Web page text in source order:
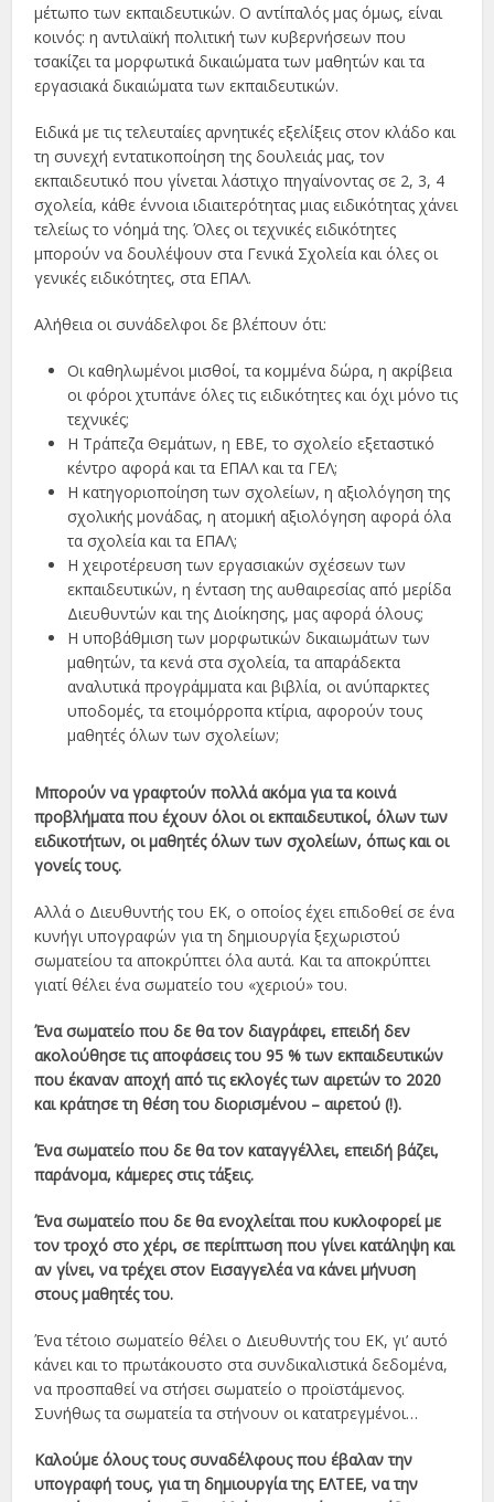
μέτωπο των εκπαιδευτικών. Ο αντίπαλός μας όμως, είναι
κοινός: η αντιλαϊκή πολιτική των κυβερνήσεων που
τσακίζει τα μορφωτικά δικαιώματα των μαθητών και τα
εργασιακά δικαιώματα των εκπαιδευτικών.
Ειδικά με τις τελευταίες αρνητικές εξελίξεις στον κλάδο και
τη συνεχή εντατικοποίηση της δουλειάς μας, τον
εκπαιδευτικό που γίνεται λάστιχο πηγαίνοντας σε 2, 3, 4
σχολεία, κάθε έννοια ιδιαιτερότητας μιας ειδικότητας χάνει
τελείως το νόημά της. Όλες οι τεχνικές ειδικότητες
μπορούν να δουλέψουν στα Γενικά Σχολεία και όλες οι
γενικές ειδικότητες, στα ΕΠΑΛ.
Αλήθεια οι συνάδελφοι δε βλέπουν ότι:
Οι καθηλωμένοι μισθοί, τα κομμένα δώρα, η ακρίβεια
οι φόροι χτυπάνε όλες τις ειδικότητες και όχι μόνο τις
τεχνικές;
Η Τράπεζα Θεμάτων, η ΕΒΕ, το σχολείο εξεταστικό
κέντρο αφορά και τα ΕΠΑΛ και τα ΓΕΛ;
Η κατηγοριοποίηση των σχολείων, η αξιολόγηση της
σχολικής μονάδας, η ατομική αξιολόγηση αφορά όλα
τα σχολεία και τα ΕΠΑΛ;
Η χειροτέρευση των εργασιακών σχέσεων των
εκπαιδευτικών, η ένταση της αυθαιρεσίας από μερίδα
Διευθυντών και της Διοίκησης, μας αφορά όλους;
Η υποβάθμιση των μορφωτικών δικαιωμάτων των
μαθητών, τα κενά στα σχολεία, τα απαράδεκτα
αναλυτικά προγράμματα και βιβλία, οι ανύπαρκτες
υποδομές, τα ετοιμόρροπα κτίρια, αφορούν τους
μαθητές όλων των σχολείων;
Μπορούν να γραφτούν πολλά ακόμα για τα κοινά
προβλήματα που έχουν όλοι οι εκπαιδευτικοί, όλων των
ειδικοτήτων, οι μαθητές όλων των σχολείων, όπως και οι
γονείς τους.
Αλλά ο Διευθυντής του ΕΚ, ο οποίος έχει επιδοθεί σε ένα
κυνήγι υπογραφών για τη δημιουργία ξεχωριστού
σωματείου τα αποκρύπτει όλα αυτά. Και τα αποκρύπτει
γιατί θέλει ένα σωματείο του «χεριού» του.
Ένα σωματείο που δε θα τον διαγράφει, επειδή δεν
ακολούθησε τις αποφάσεις του 95 % των εκπαιδευτικών
που έκαναν αποχή από τις εκλογές των αιρετών το 2020
και κράτησε τη θέση του διορισμένου – αιρετού (!).
Ένα σωματείο που δε θα τον καταγγέλλει, επειδή βάζει,
παράνομα, κάμερες στις τάξεις.
Ένα σωματείο που δε θα ενοχλείται που κυκλοφορεί με
τον τροχό στο χέρι, σε περίπτωση που γίνει κατάληψη και
αν γίνει, να τρέχει στον Εισαγγελέα να κάνει μήνυση
στους μαθητές του.
Ένα τέτοιο σωματείο θέλει ο Διευθυντής του ΕΚ, γι’ αυτό
κάνει και το πρωτάκουστο στα συνδικαλιστικά δεδομένα,
να προσπαθεί να στήσει σωματείο ο προϊστάμενος.
Συνήθως τα σωματεία τα στήνουν οι κατατρεγμένοι…
Καλούμε όλους τους συναδέλφους που έβαλαν την
υπογραφή τους, για τη δημιουργία της ΕΛΤΕΕ, να την